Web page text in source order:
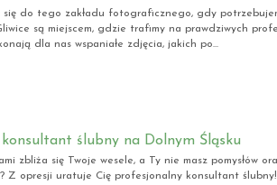
się do tego zakładu fotograficznego, gdy
są miejscem, gdzie trafimy na prawdziwych
dla nas wspaniałe zdjęcia, jakich po...
ślubny na Dolnym Śląsku
zbliża się Twoje wesele, a Ty nie masz pomysłów
Z opresji uratuje Cię profesjonalny konsultant